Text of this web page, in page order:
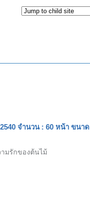
จํานวน : 60 หน้า ขนาด
มรักของต้นไม้